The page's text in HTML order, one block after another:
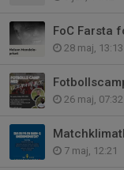
FoC Farsta
28 maj, 13:13
26 maj, 07:32
7 maj, 12:21